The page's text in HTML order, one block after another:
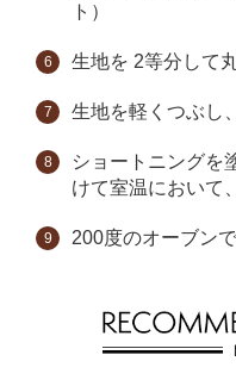
ト）
生地を 2等分して
生地を軽くつぶし
ショートニングを
けて室温において
200度のオーブン